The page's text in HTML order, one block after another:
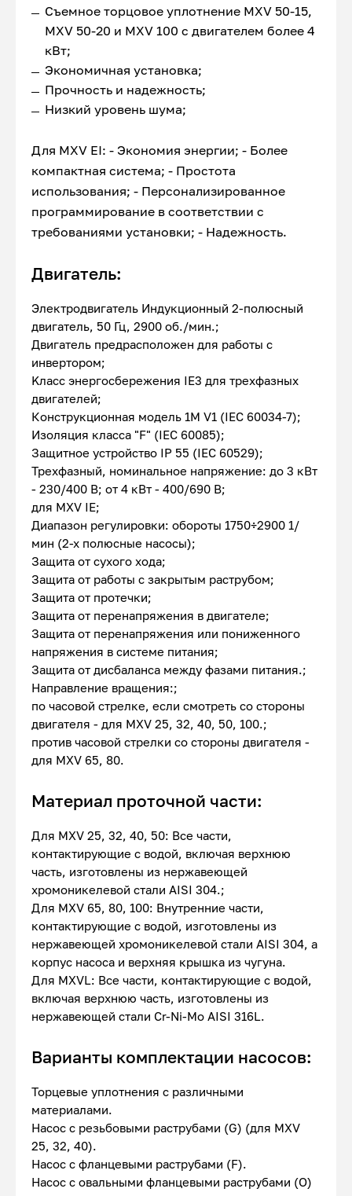
Съемное торцовое уплотнение MXV 50-15,
MXV 50-20 и MXV 100 с двигателем более 4
кВт;
Экономичная установка;
Прочность и надежность;
Низкий уровень шума;
Для MXV EI: - Экономия энергии; - Более
компактная система; - Простота
использования; - Персонализированное
программирование в соответствии с
требованиями установки; - Надежность.
Двигатель:
Электродвигатель Индукционный 2-полюсный
двигатель, 50 Гц, 2900 об./мин.;
Двигатель предрасположен для работы с
инвертором;
Kласс энергосбережения IE3 для трехфазных
двигателей;
Конструкционная модель 1М V1 (IEC 60034-7);
Изоляция класса "F" (IEC 60085);
Защитное устройство IP 55 (IEC 60529);
Трехфазный, номинальное напряжение: до 3 кВт
- 230/400 В; от 4 кВт - 400/690 В;
для MXV IE;
Диапазон регулировки: обороты 1750÷2900 1/
мин (2-х полюсные насосы);
Защита от сухого хода;
Защита от работы с закрытым раструбом;
Защита от протечки;
Защита от перенапряжения в двигателе;
Защита от перенапряжения или пониженного
напряжения в системе питания;
Защита от дисбаланса между фазами питания.;
Направление вращения:;
по часовой стрелке, если смотреть со стороны
двигателя - для MXV 25, 32, 40, 50, 100.;
против часовой стрелки со стороны двигателя -
для MXV 65, 80.
Материал проточной части:
Для MXV 25, 32, 40, 50: Все части,
контактирующие с водой, включая верхнюю
часть, изготовлены из нержавеющей
хромоникелевой стали AISI 304.;
Для MXV 65, 80, 100: Внутренние части,
контактирующие с водой, изготовлены из
нержавеющей хромоникелевой стали AISI 304, а
корпус насоса и верхняя крышка из чугуна.
Для MXVL: Все части, контактирующие с водой,
включая верхнюю часть, изготовлены из
нержавеющей стали Cr-Ni-Mo AISI 316L.
Варианты комплектации насосов:
Торцевые уплотнения с различными
материалами.
Насос с резьбовыми раструбами (G) (для MXV
25, 32, 40).
Насос с фланцевыми раструбами (F).
Насос с овальными фланцевыми раструбами (O)